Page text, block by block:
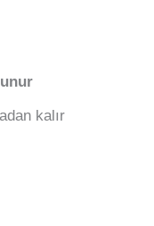
kalır